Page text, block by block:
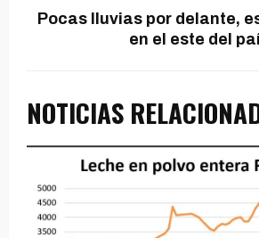
Pocas lluvias por delante,
en el este del
NOTICIAS